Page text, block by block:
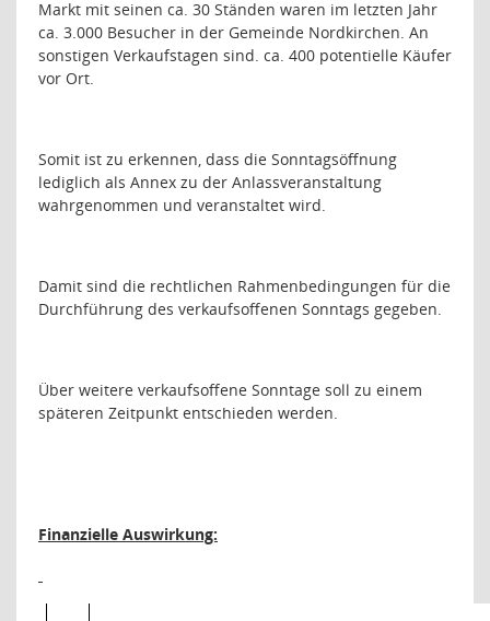
Markt mit seinen ca. 30 Ständen waren im letzten Jahr
ca. 3.000 Besucher in der Gemeinde Nordkirchen. An
sonstigen Verkaufstagen sind. ca. 400 potentielle Käufer
vor Ort.
Somit ist zu erkennen, dass die Sonntagsöffnung
lediglich als Annex zu der Anlassveranstaltung
wahrgenommen und veranstaltet wird.
Damit sind die rechtlichen Rahmenbedingungen für die
Durchführung des verkaufsoffenen Sonntags gegeben.
Über weitere verkaufsoffene Sonntage soll zu einem
späteren Zeitpunkt entschieden werden.
Finanzielle Auswirkung: